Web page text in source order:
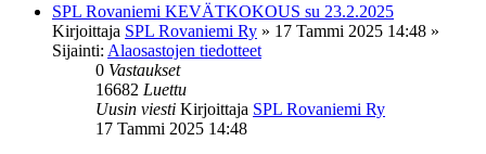
SPL Rovaniemi KEVÄTKOKOUS su 23.2.2025
Kirjoittaja SPL Rovaniemi Ry » 17 Tammi 2025 14:48 »
Sijainti: Alaosastojen tiedotteet
0 Vastaukset
16682 Luettu
Uusin viesti Kirjoittaja SPL Rovaniemi Ry
17 Tammi 2025 14:48